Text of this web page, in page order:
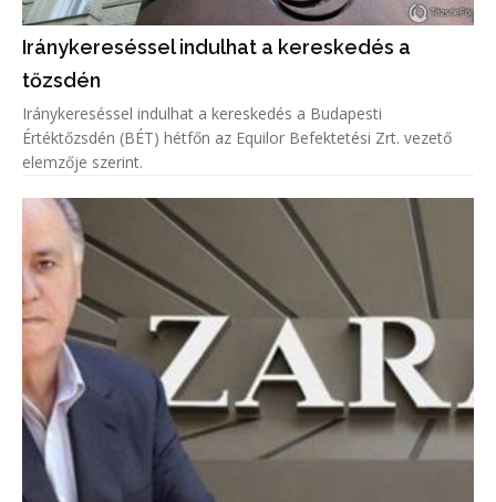
Iránykereséssel indulhat a kereskedés a
tőzsdén
Iránykereséssel indulhat a kereskedés a Budapesti
Értéktőzsdén (BÉT) hétfőn az Equilor Befektetési Zrt. vezető
elemzője szerint.